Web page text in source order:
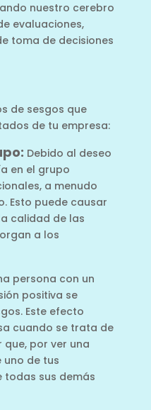
nuestro cerebro
evaluaciones,
toma de decisiones
de sesgos que
de tu empresa:
Debido al deseo
en el grupo
a menudo
Esto puede causar
calidad de las
a los
persona con un
positiva se
Este efecto
cuando se trata de
que, por ver una
de tus
todas sus demás